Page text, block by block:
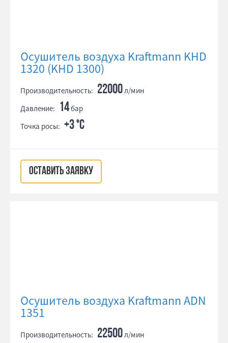
Осушитель воздуха Kraftmann KHD
1320 (KHD 1300)
Производительность: 22000л/мин
Давление: 14бар
Точка росы: +3 °С
ОСТАВИТЬ ЗАЯВКУ
Осушитель воздуха Kraftmann ADN
1351
Производительность: 22500л/мин